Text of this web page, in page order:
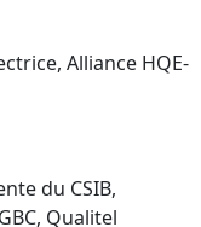
Alliance HQE-
du CSIB,
Qualitel